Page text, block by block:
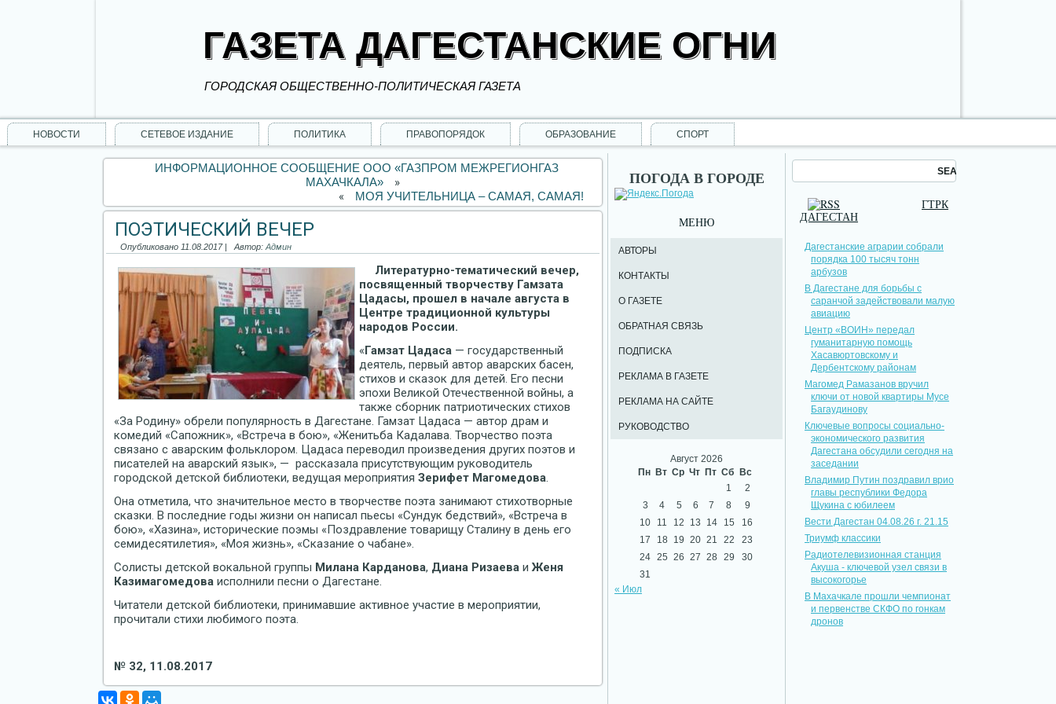
ГАЗЕТА ДАГЕСТАНСКИЕ ОГНИ
ГОРОДСКАЯ ОБЩЕСТВЕННО-ПОЛИТИЧЕСКАЯ ГАЗЕТА
НОВОСТИ СЕТЕВОЕ ИЗДАНИЕ ПОЛИТИКА ПРАВОПОРЯДОК ОБРАЗОВАНИЕ СПОРТ
ИНФОРМАЦИОННОЕ СООБЩЕНИЕ ООО «ГАЗПРОМ МЕЖРЕГИОНГАЗ
МАХАЧКАЛА»
»
«
МОЯ УЧИТЕЛЬНИЦА – САМАЯ, САМАЯ!
ПОЭТИЧЕСКИЙ ВЕЧЕР
Опубликовано 11.08.2017| Автор: Админ
Литературно-тематический вечер,
посвященный творчеству Гамзата
Цадасы, прошел в начале августа в
Центре традиционной культуры
народов России.
«Гамзат Цадаса — государственный
деятель, первый автор аварских басен,
стихов и сказок для детей. Его песни
эпохи Великой Отечественной войны, а
также сборник патриотических стихов
«За Родину» обрели популярность в Дагестане. Гамзат Цадаса — автор драм и
комедий «Сапожник», «Встреча в бою», «Женитьба Кадалава. Творчество поэта
связано с аварским фольклором. Цадаса переводил произведения других поэтов и
писателей на аварский язык», — рассказала присутствующим руководитель
городской детской библиотеки, ведущая мероприятия Зерифет Магомедова.
Она отметила, что значительное место в творчестве поэта занимают стихотворные
сказки. В последние годы жизни он написал пьесы «Сундук бедствий», «Встреча в
бою», «Хазина», исторические поэмы «Поздравление товарищу Сталину в день его
семидесятилетия», «Моя жизнь», «Сказание о чабане».
Солисты детской вокальной группы Милана Карданова, Диана Ризаева и Женя
Казимагомедова исполнили песни о Дагестане.
Читатели детской библиотеки, принимавшие активное участие в мероприятии,
прочитали стихи любимого поэта.
№ 32, 11.08.2017
ПОГОДА В ГОРОДЕ
МЕНЮ
АВТОРЫ
КОНТАКТЫ
О ГАЗЕТЕ
ОБРАТНАЯ СВЯЗЬ
ПОДПИСКА
РЕКЛАМА В ГАЗЕТЕ
РЕКЛАМА НА САЙТЕ
РУКОВОДСТВО
Август 2026
Пн Вт Ср Чт Пт Сб
Вс
1
2
3
4 5 6 7 8
9
10
11 12 13 14 15
16
17
18 19 20 21 22
23
24 25 26 27 28 29
30
31
« Июл
ГТРК
ДАГЕСТАН
Дагестанские аграрии собрали
порядка 100 тысяч тонн
арбузов
В Дагестане для борьбы с
саранчой задействовали малую
авиацию
Центр «ВОИН» передал
гуманитарную помощь
Хасавюртовскому и
Дербентскому районам
Магомед Рамазанов вручил
ключи от новой квартиры Мусе
Багаудинову
Ключевые вопросы социально-
экономического развития
Дагестана обсудили сегодня на
заседании
Владимир Путин поздравил врио
главы республики Федора
Щукина с юбилеем
Вести Дагестан 04.08.26 г. 21.15
Триумф классики
Радиотелевизионная станция
Акуша - ключевой узел связи в
высокогорье
В Махачкале прошли чемпионат
и первенстве СКФО по гонкам
дронов